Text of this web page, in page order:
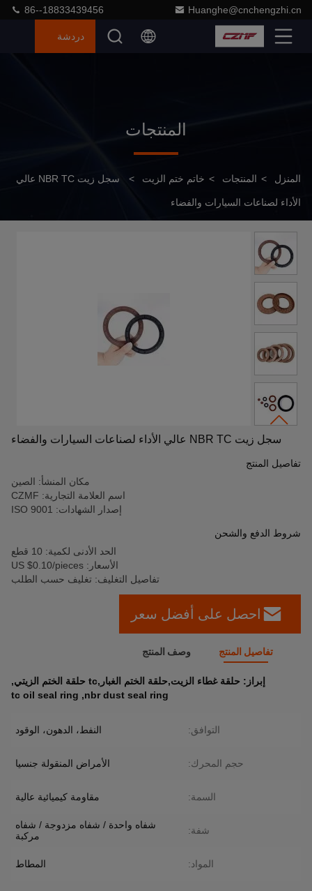
Huanghe@cnchengzhi.cn
86--18833439456
دردشة
المنتجات
المنزل > المنتجات > خاتم ختم الزيت > سجل زيت NBR TC عالي
الأداء لصناعات السيارات والفضاء
سجل زيت NBR TC عالي الأداء لصناعات السيارات والفضاء
تفاصيل المنتج
مكان المنشأ: الصين
اسم العلامة التجارية: CZMF
إصدار الشهادات: ISO 9001
شروط الدفع والشحن
الحد الأدنى لكمية: 10 قطع
الأسعار: US $0.10/pieces
تفاصيل التغليف: تغليف حسب الطلب
احصل على أفضل سعر
تفاصيل المنتج وصف المنتج
إبراز: حلقة غطاء الزيت,حلقة الختم الغبار,tc حلقة الختم الزيتي
,
nbr dust seal ring
,
tc oil seal ring
التوافق: النفط، الدهون، الوقود
حجم المحرك: الأمراض المنقولة جنسيا
السمة: مقاومة كيميائية عالية
شفة:
شفاه واحدة / شفاه مزدوجة / شفاه
مركبة
المواد: المطاط